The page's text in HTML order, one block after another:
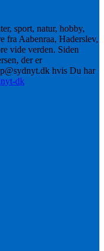
sport, natur, hobby,
fra Aabenraa, Haderslev,
vide verden. Siden
der er
hvis Du har
dk